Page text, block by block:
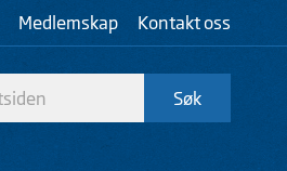
Medlemskap Kontakt oss